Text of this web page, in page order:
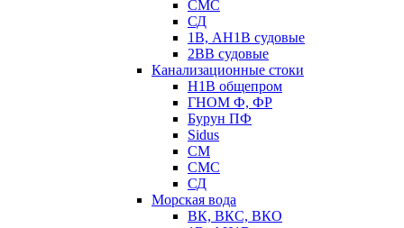
СМС
СД
1В, АН1В судовые
2ВВ судовые
Канализационные стоки
Н1В общепром
ГНОМ Ф, ФР
Бурун ПФ
Sidus
СМ
СМС
СД
Морская вода
ВК, ВКС, ВКО